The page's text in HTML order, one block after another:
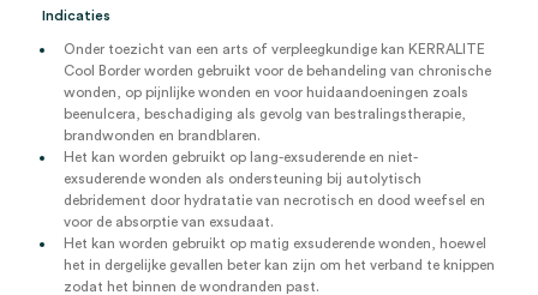
Indicaties
Onder toezicht van een arts of verpleegkundige kan KERRALITE
Cool Border worden gebruikt voor de behandeling van chronische
wonden, op pijnlijke wonden en voor huidaandoeningen zoals
beenulcera, beschadiging als gevolg van bestralingstherapie,
brandwonden en brandblaren.
Het kan worden gebruikt op lang-exsuderende en niet-
exsuderende wonden als ondersteuning bij autolytisch
debridement door hydratatie van necrotisch en dood weefsel en
voor de absorptie van exsudaat.
Het kan worden gebruikt op matig exsuderende wonden, hoewel
het in dergelijke gevallen beter kan zijn om het verband te knippen
zodat het binnen de wondranden past.